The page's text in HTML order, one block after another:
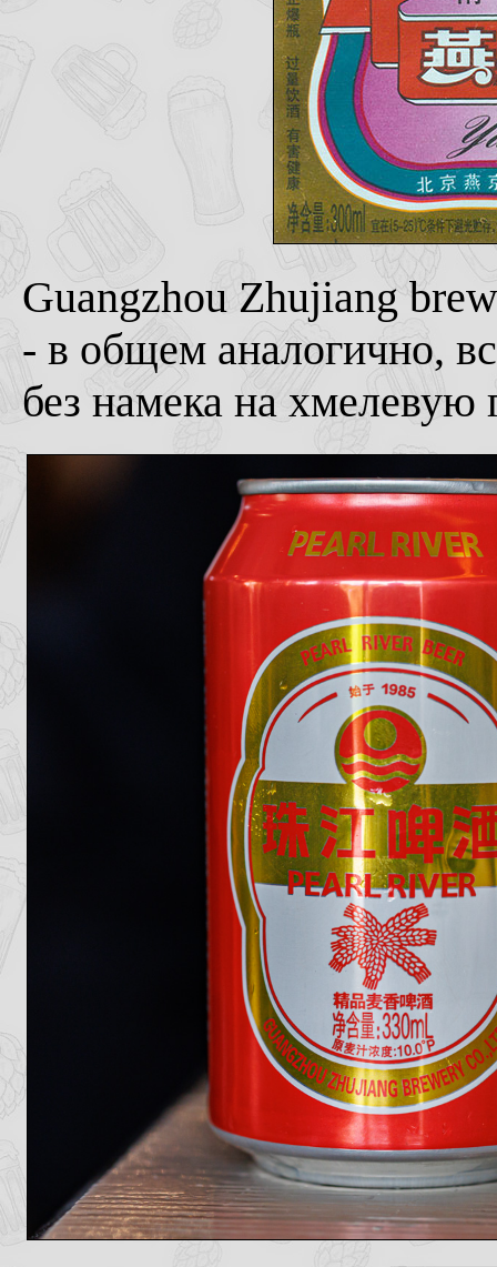
Guangzhou Zhujiang
- в общем аналогично,
без намека на хмелевую